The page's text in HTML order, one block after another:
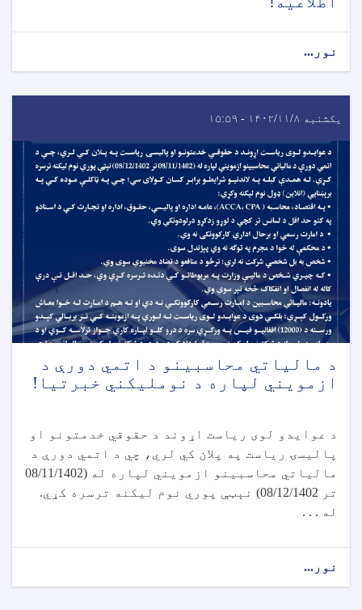
نور...
یکشنبه ۱۴۰۲/۱۱/۸ - ۱۵:۵۹
د مالياتي محاسبينو د اتمي دورې د
ازمويني لپاره د نومليکني خبرتیا!
د عوایدو لوی ریاست اړوند د حقوقي خدمتونو او
پالیسۍ ریاست په پلان کي لري، چي د اتمي دورې د
مالیاتي محاسبینو ازمویني لپاره له (08/11/1402
تر 08/12/1402) نېټې پوري نوم لیکنه ترسره کړي.
له . . .
نور...